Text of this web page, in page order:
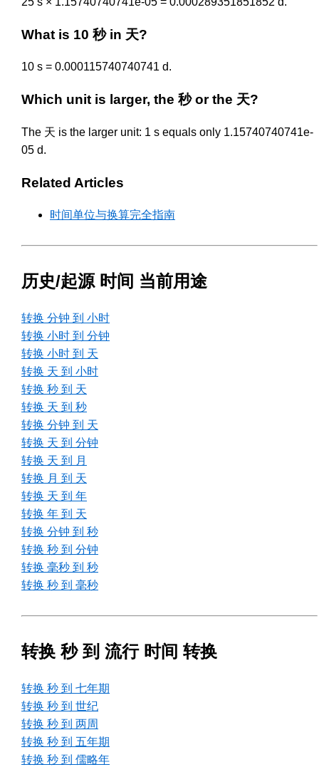
What is 10 秒 in 天?
10 s = 0.000115740740741 d.
Which unit is larger, the 秒 or the 天?
The 天 is the larger unit: 1 s equals only 1.15740740741e-
05 d.
Related Articles
时间单位与换算完全指南
历史/起源 时间 当前用途
转换 分钟 到 小时
转换 小时 到 分钟
转换 小时 到 天
转换 天 到 小时
转换 秒 到 天
转换 天 到 秒
转换 分钟 到 天
转换 天 到 分钟
转换 天 到 月
转换 月 到 天
转换 天 到 年
转换 年 到 天
转换 分钟 到 秒
转换 秒 到 分钟
转换 毫秒 到 秒
转换 秒 到 毫秒
转换 秒 到 流行 时间 转换
转换 秒 到 七年期
转换 秒 到 世纪
转换 秒 到 两周
转换 秒 到 五年期
转换 秒 到 儒略年